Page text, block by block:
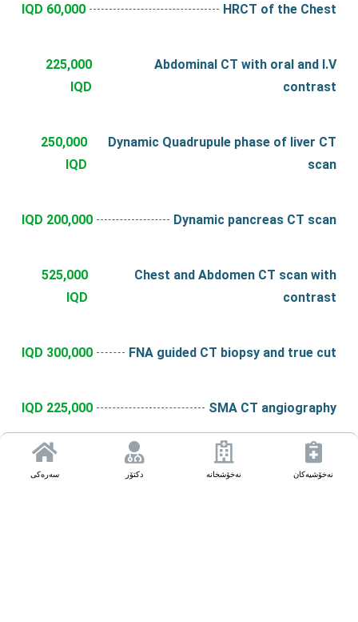
HRCT of the Chest
60,000 IQD
Abdominal CT with oral and I.V
contrast
225,000
IQD
Dynamic Quadrupule phase of liver CT
scan
250,000
IQD
Dynamic pancreas CT scan
200,000 IQD
Chest and Abdomen CT scan with
contrast
525,000
IQD
FNA guided CT biopsy and true cut
300,000 IQD
SMA CT angiography
225,000 IQD
KUB plain Abdomen
60,000 IQD
نەخۆشیەکان نەخۆشخانە دکتۆر سەرەکی